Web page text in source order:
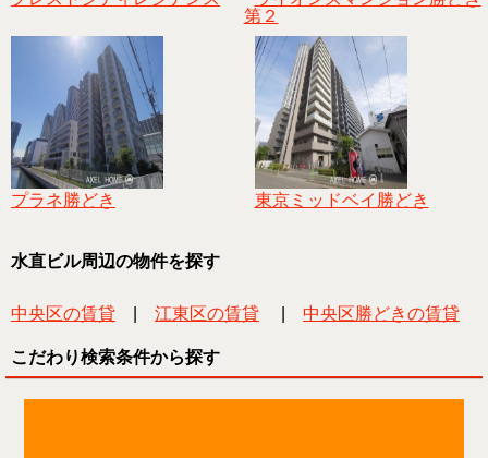
第２
プラネ勝どき 東京ミッドベイ勝どき
水直ビル周辺の物件を探す
中央区の賃貸 江東区の賃貸 中央区勝どきの賃貸
こだわり検索条件から探す